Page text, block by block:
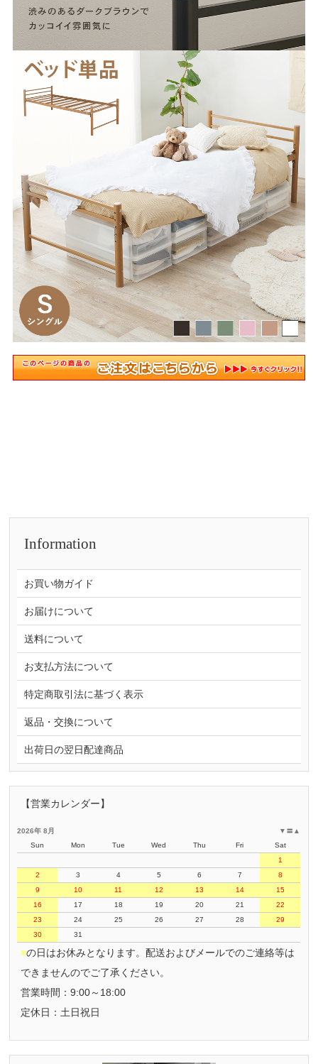
Information
お買い物ガイド
お届けについて
送料について
お支払方法について
特定商取引法に基づく表示
返品・交換について
出荷日の翌日配達商品
【営業カレンダー】
▲
〓
▼
2026年 8月
Sun
Mon Tue Wed Thu Fri
Sat
1
2
3 4 5 6 7
8
9
10 11 12 13 14
15
16
17 18 19 20 21
22
23
24 25 26 27 28
29
30
31
■の日はお休みとなります。配送およびメールでのご連絡等は
できませんのでご了承ください。
営業時間：9:00～18:00
定休日：土日祝日